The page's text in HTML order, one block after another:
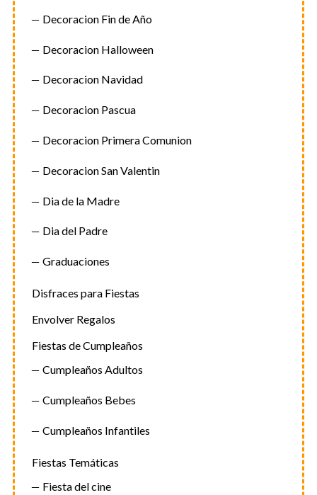
Decoracion Fin de Año
Decoracion Halloween
Decoracion Navidad
Decoracion Pascua
Decoracion Primera Comunion
Decoracion San Valentin
Dia de la Madre
Dia del Padre
Graduaciones
Disfraces para Fiestas
Envolver Regalos
Fiestas de Cumpleaños
Cumpleaños Adultos
Cumpleaños Bebes
Cumpleaños Infantiles
Fiestas Temáticas
Fiesta del cine